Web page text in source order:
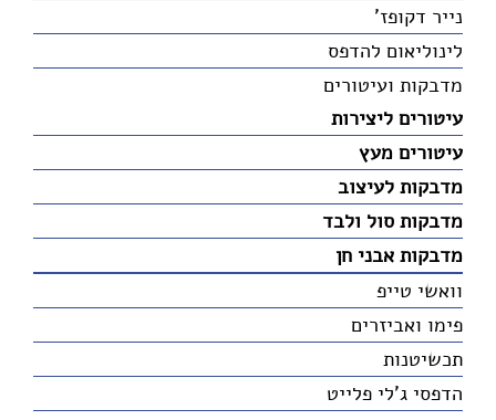
נייר דקופז'
לינוליאום להדפס
מדבקות ועיטורים
עיטורים ליצירות
עיטורים מעץ
מדבקות לעיצוב
מדבקות סול ולבד
מדבקות אבני חן
וואשי טייפ
פימו ואביזרים
תכשיטנות
הדפסי ג'לי פלייט